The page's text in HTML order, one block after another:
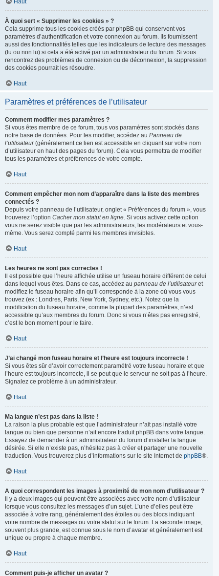
Haut
À quoi sert « Supprimer les cookies » ?
Cela supprime tous les cookies créés par phpBB qui conservent vos
paramètres d’authentification et votre connexion au forum. Ils fournissent
aussi des fonctionnalités telles que les indicateurs de lecture des messages
(lu ou non lu) si cela a été activé par un administrateur du forum. Si vous
rencontrez des problèmes de connexion ou de déconnexion, la suppression
des cookies pourrait les résoudre.
Haut
Paramètres et préférences de l’utilisateur
Comment modifier mes paramètres ?
Si vous êtes membre de ce forum, tous vos paramètres sont stockés dans
notre base de données. Pour les modifier, accédez au Panneau de
l’utilisateur(généralement ce lien est accessible en cliquant sur votre nom
d’utilisateur en haut des pages du forum). Cela vous permettra de modifier
tous les paramètres et préférences de votre compte.
Haut
Comment empêcher mon nom d’apparaître dans la liste des membres
connectés ?
Depuis votre panneau de l’utilisateur, onglet « Préférences du forum », vous
trouverez l’option Cacher mon statut en ligne. Si vous activez cette option
vous ne serez visible que par les administrateurs, les modérateurs et vous-
même. Vous serez compté parmi les membres invisibles.
Haut
Les heures ne sont pas correctes !
Il est possible que l’heure affichée utilise un fuseau horaire différent de celui
dans lequel vous êtes. Dans ce cas, accédez au panneau de l’utilisateuret
modifiez le fuseau horaire afin qu’il corresponde à la zone où vous vous
trouvez (ex : Londres, Paris, New York, Sydney, etc.). Notez que la
modification du fuseau horaire, comme la plupart des paramètres, n’est
accessible qu’aux membres du forum. Donc si vous n’êtes pas enregistré,
c’est le bon moment pour le faire.
Haut
J’ai changé mon fuseau horaire et l’heure est toujours incorrecte !
Si vous êtes sûr d’avoir correctement paramétré votre fuseau horaire et que
l’heure est toujours incorrecte, il se peut que le serveur ne soit pas à l’heure.
Signalez ce problème à un administrateur.
Haut
Ma langue n’est pas dans la liste !
La raison la plus probable est que l’administrateur n’ait pas installé votre
langue ou bien que personne n’ait encore traduit phpBB dans votre langue.
Essayez de demander à un administrateur du forum d’installer la langue
désirée. Si elle n’existe pas, n’hésitez pas à créer et partager une nouvelle
traduction. Vous trouverez plus d’informations sur le site Internet de phpBB®.
Haut
A quoi correspondent les images à proximité de mon nom d’utilisateur ?
Il y a deux images qui peuvent être associées avec votre nom d’utilisateur
lorsque vous consultez les messages d’un sujet. L’une d’elles peut être
associée à votre rang, généralement des étoiles ou des blocs indiquant
votre nombre de messages ou votre statut sur le forum. La seconde image,
souvent plus grande, est connue sous le nom d’avatar et généralement est
unique ou propre à chaque membre.
Haut
Comment puis-je afficher un avatar ?